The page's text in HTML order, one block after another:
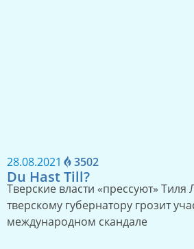
28.08.2021 3502
Du Hast Till?
Тверские власти «прессуют»
тверскому губернатору грозит
международном скандале